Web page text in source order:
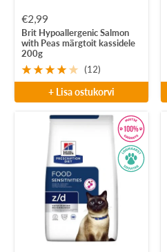
Soodushind
€2,99
Brit Hypoallergenic Salmon
with Peas märgtoit kassidele
200g
(12)
+ Lisa ostukorvi